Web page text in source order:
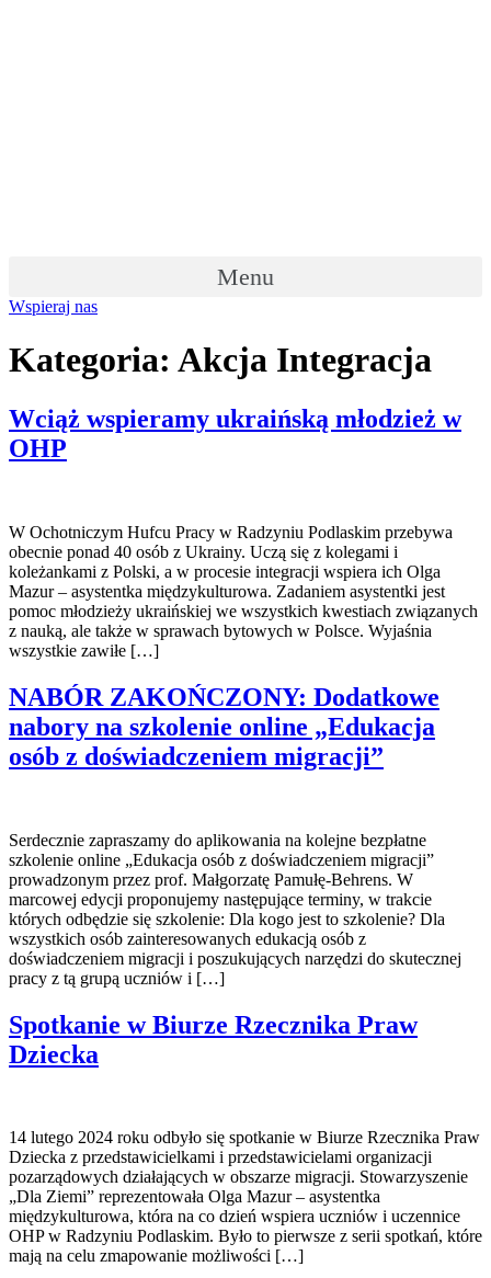
Menu
Wspieraj nas
Kategoria: Akcja Integracja
Wciąż wspieramy ukraińską młodzież w
OHP
W Ochotniczym Hufcu Pracy w Radzyniu Podlaskim przebywa
obecnie ponad 40 osób z Ukrainy. Uczą się z kolegami i
koleżankami z Polski, a w procesie integracji wspiera ich Olga
Mazur – asystentka międzykulturowa. Zadaniem asystentki jest
pomoc młodzieży ukraińskiej we wszystkich kwestiach związanych
z nauką, ale także w sprawach bytowych w Polsce. Wyjaśnia
wszystkie zawiłe […]
NABÓR ZAKOŃCZONY: Dodatkowe
nabory na szkolenie online „Edukacja
osób z doświadczeniem migracji”
Serdecznie zapraszamy do aplikowania na kolejne bezpłatne
szkolenie online „Edukacja osób z doświadczeniem migracji”
prowadzonym przez prof. Małgorzatę Pamułę-Behrens. W
marcowej edycji proponujemy następujące terminy, w trakcie
których odbędzie się szkolenie: Dla kogo jest to szkolenie? Dla
wszystkich osób zainteresowanych edukacją osób z
doświadczeniem migracji i poszukujących narzędzi do skutecznej
pracy z tą grupą uczniów i […]
Spotkanie w Biurze Rzecznika Praw
Dziecka
14 lutego 2024 roku odbyło się spotkanie w Biurze Rzecznika Praw
Dziecka z przedstawicielkami i przedstawicielami organizacji
pozarządowych działających w obszarze migracji. Stowarzyszenie
„Dla Ziemi” reprezentowała Olga Mazur – asystentka
międzykulturowa, która na co dzień wspiera uczniów i uczennice
OHP w Radzyniu Podlaskim. Było to pierwsze z serii spotkań, które
mają na celu zmapowanie możliwości […]